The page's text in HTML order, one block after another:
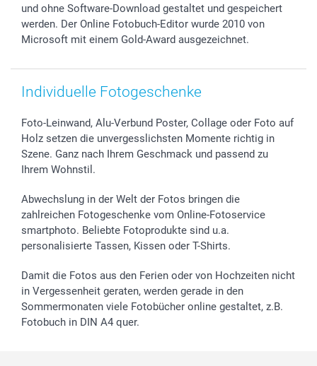
und ohne Software-Download gestaltet und gespeichert
werden. Der Online Fotobuch-Editor wurde 2010 von
Microsoft mit einem Gold-Award ausgezeichnet.
Individuelle Fotogeschenke
Foto-Leinwand, Alu-Verbund Poster, Collage oder Foto auf
Holz setzen die unvergesslichsten Momente richtig in
Szene. Ganz nach Ihrem Geschmack und passend zu
Ihrem Wohnstil.
Abwechslung in der Welt der Fotos bringen die
zahlreichen Fotogeschenke vom Online-Fotoservice
smartphoto. Beliebte Fotoprodukte sind u.a.
personalisierte Tassen, Kissen oder T-Shirts.
Damit die Fotos aus den Ferien oder von Hochzeiten nicht
in Vergessenheit geraten, werden gerade in den
Sommermonaten viele Fotobücher online gestaltet, z.B.
Fotobuch in DIN A4 quer.